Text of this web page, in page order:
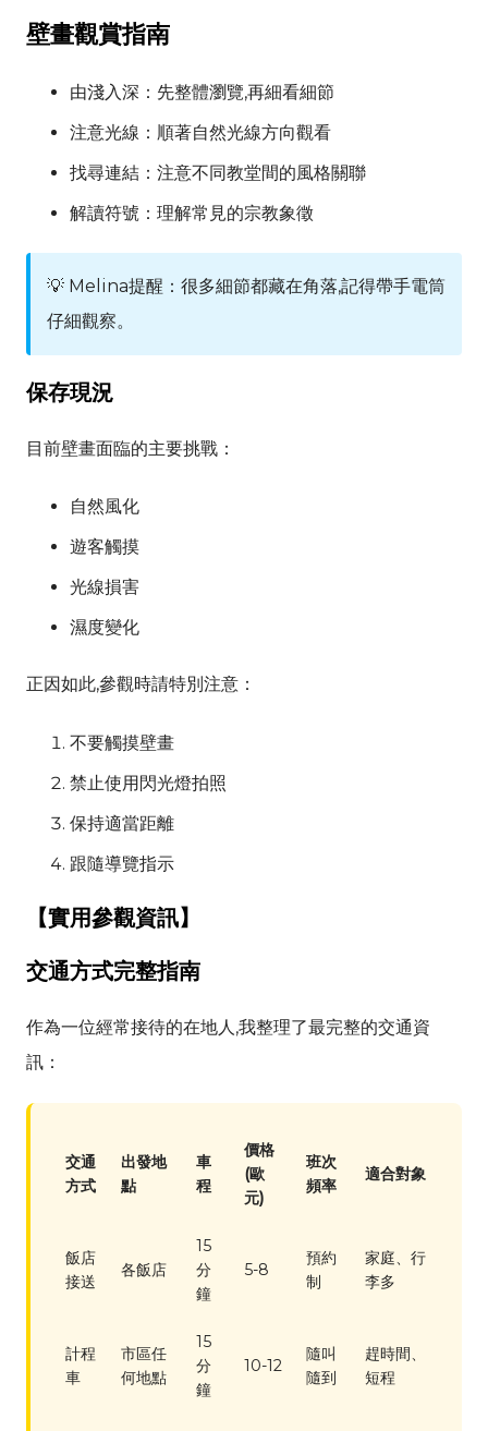
壁畫觀賞指南
由淺入深：先整體瀏覽,再細看細節
注意光線：順著自然光線方向觀看
找尋連結：注意不同教堂間的風格關聯
解讀符號：理解常見的宗教象徵
💡 Melina提醒：很多細節都藏在角落,記得帶手電筒
仔細觀察。
保存現況
目前壁畫面臨的主要挑戰：
自然風化
遊客觸摸
光線損害
濕度變化
正因如此,參觀時請特別注意：
不要觸摸壁畫
禁止使用閃光燈拍照
保持適當距離
跟隨導覽指示
【實用參觀資訊】
交通方式完整指南
作為一位經常接待的在地人,我整理了最完整的交通資
訊：
交通
方式
出發地
點
車
程
價格
(歐
元)
班次
頻率
適合對象
飯店
接送
各飯店
15
分
鐘
5-8
預約
制
家庭、行
李多
計程
車
市區任
何地點
15
分
鐘
10-12
隨叫
隨到
趕時間、
短程